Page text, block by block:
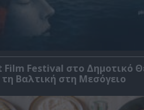
Film Festival στο Δημοτικό
Βαλτική στη Μεσόγειο